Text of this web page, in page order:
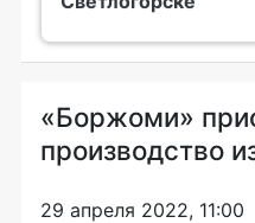
«Боржоми»
производство
29 апреля 2022, 11:00